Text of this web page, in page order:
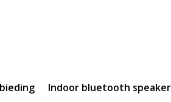
Indoor bluetooth